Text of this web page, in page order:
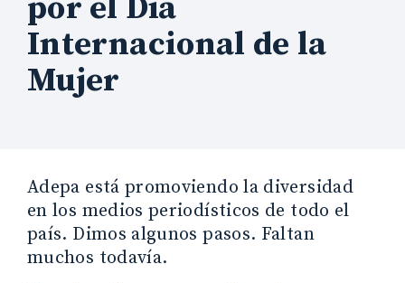
por el Día
Internacional de la
Mujer
Adepa está promoviendo la diversidad
en los medios periodísticos de todo el
país. Dimos algunos pasos. Faltan
muchos todavía.